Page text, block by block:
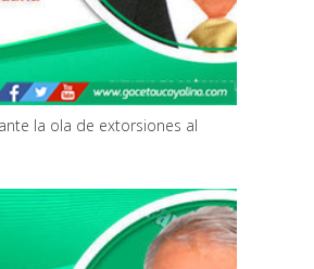
la ola de extorsiones al